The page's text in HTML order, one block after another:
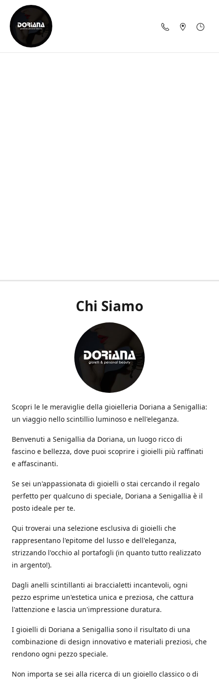
Chi Siamo
Scopri le le meraviglie della gioielleria Doriana a Senigallia:
un viaggio nello scintillio luminoso e nell'eleganza.
Benvenuti a Senigallia da Doriana, un luogo ricco di
fascino e bellezza, dove puoi scoprire i gioielli più raffinati
e affascinanti.
Se sei un'appassionata di gioielli o stai cercando il regalo
perfetto per qualcuno di speciale, Doriana a Senigallia è il
posto ideale per te.
Qui troverai una selezione esclusiva di gioielli che
rappresentano l'epitome del lusso e dell'eleganza,
strizzando l'occhio al portafogli (in quanto tutto realizzato
in argento!).
Dagli anelli scintillanti ai braccialetti incantevoli, ogni
pezzo esprime un'estetica unica e preziosa, che cattura
l'attenzione e lascia un'impressione duratura.
I gioielli di Doriana a Senigallia sono il risultato di una
combinazione di design innovativo e materiali preziosi, che
rendono ogni pezzo speciale.
Non importa se sei alla ricerca di un gioiello classico o di